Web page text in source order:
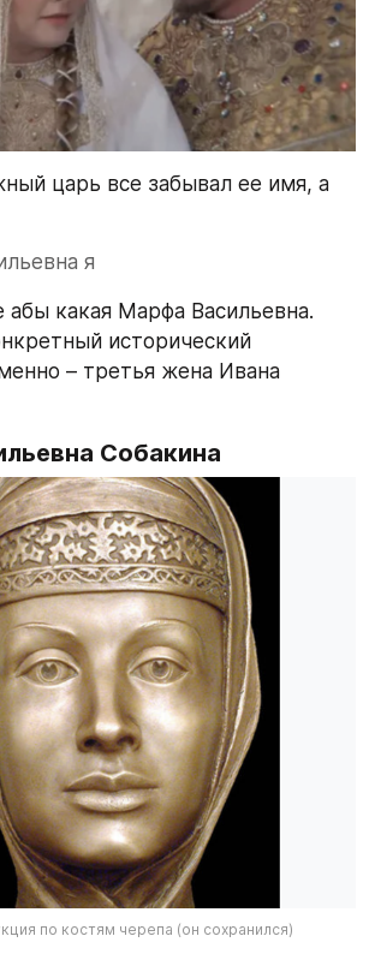
царь все забывал ее имя, а
я
абы какая Марфа Васильевна.
исторический
– третья жена Ивана
Собакина
по костям черепа (он сохранился)